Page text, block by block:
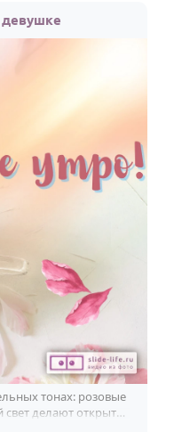
тонах: розовые
делают открытку